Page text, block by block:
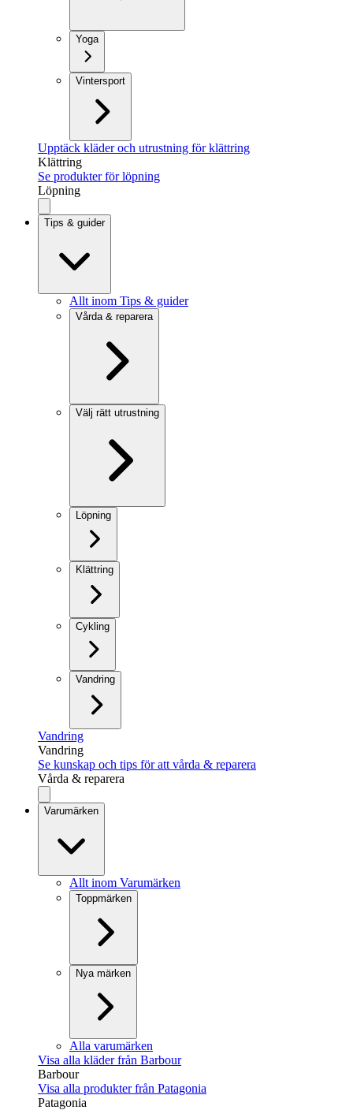
Yoga
Vintersport
Upptäck kläder och utrustning för klättring
Klättring
Se produkter för löpning
Löpning
Tips & guider
Allt inom Tips & guider
Vårda & reparera
Välj rätt utrustning
Löpning
Klättring
Cykling
Vandring
Vandring
Vandring
Se kunskap och tips för att vårda & reparera
Vårda & reparera
Varumärken
Allt inom Varumärken
Toppmärken
Nya märken
Alla varumärken
Visa alla kläder från Barbour
Barbour
Visa alla produkter från Patagonia
Patagonia